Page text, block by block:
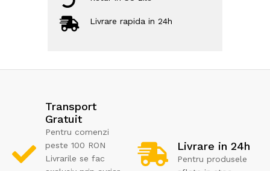
Livrare rapida in 24h
Transport
Gratuit
Pentru comenzi
peste 100 RON
Livrarile se fac
Livrare in 24h
Pentru produsele